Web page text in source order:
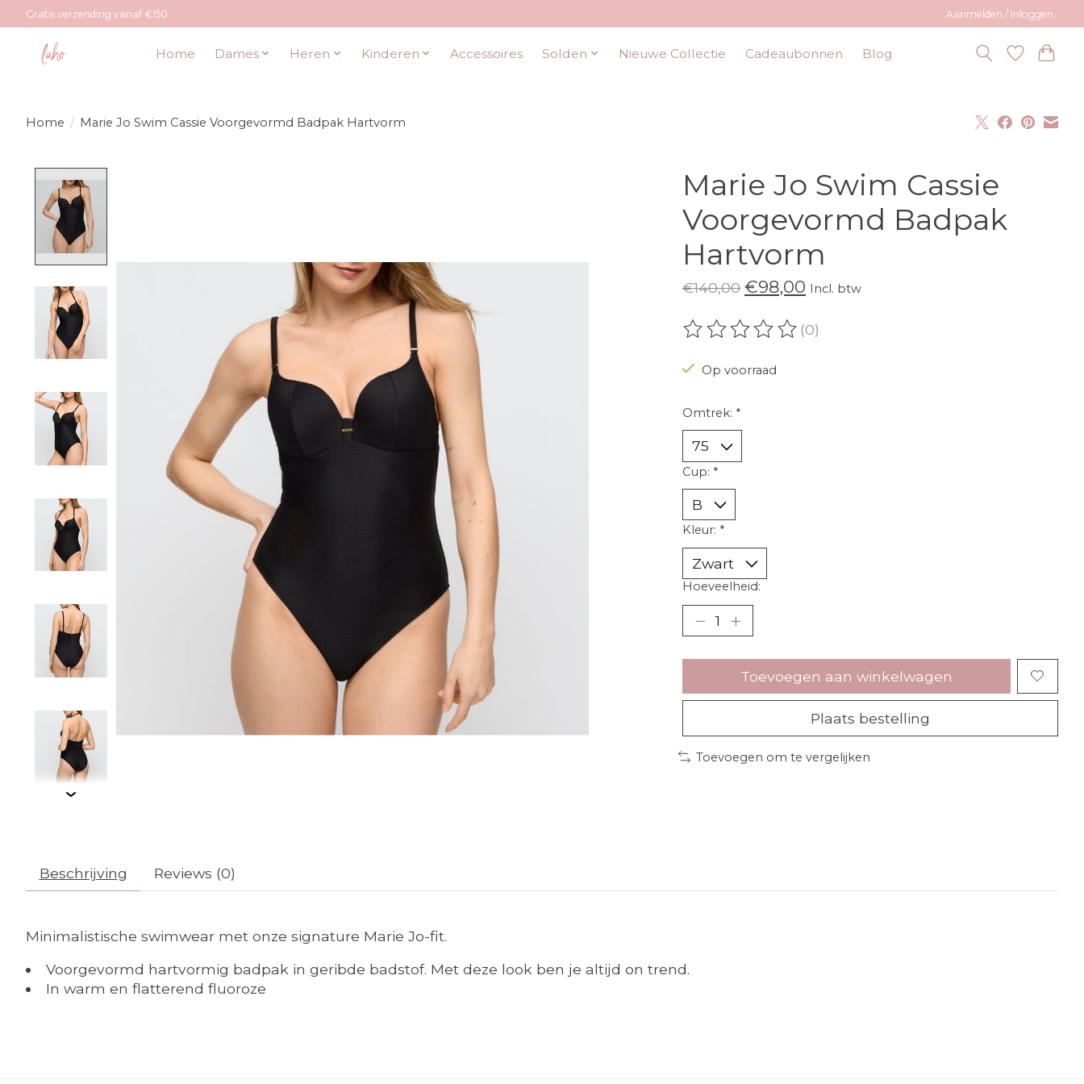
Gratis verzending vanaf €150 Aanmelden / Inloggen
Home Dames Heren Kinderen Accessoires Solden Nieuwe Collectie Cadeaubonnen Blog
Home / Marie Jo Swim Cassie Voorgevormd Badpak Hartvorm
Marie Jo Swim Cassie
Voorgevormd Badpak
Hartvorm
€140,00 €98,00 Incl. btw
De beoordeling van dit product is
(0)
Op voorraad
Omtrek: *
Cup: *
Kleur: *
Hoeveelheid:
Toevoegen aan winkelwagen
Plaats bestelling
Toevoegen om te vergelijken
Beschrijving Reviews (0)
Minimalistische swimwear met onze signature Marie Jo-fit.
Voorgevormd hartvormig badpak in geribde badstof. Met deze look ben je altijd on trend.
In warm en flatterend fluoroze